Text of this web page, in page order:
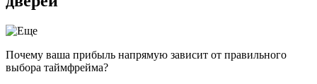
Почему ваша прибыль напрямую зависит от правильного
выбора таймфрейма?